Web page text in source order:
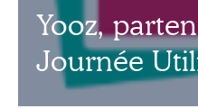
Yooz,
Journée